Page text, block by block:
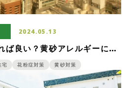
2024.05.13
ば良い？黄砂アレルギーに悩
ための対策をご紹介！
宅 花粉症対策 黄砂対策